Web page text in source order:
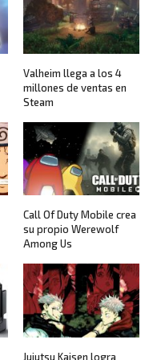
Valheim llega a los 4
millones de ventas en
Steam
Call Of Duty Mobile crea
su propio Werewolf
Among Us
Jujutsu Kaisen logra